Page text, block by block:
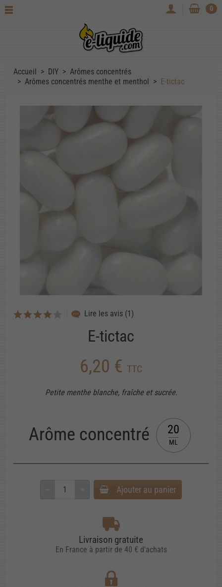
0
Accueil DIY
Arômes concentrés
Arômes concentrés menthe et menthol
E-tictac
Lire les avis (1)
E-tictac
6,20 € TTC
Petite menthe blanche, fraîche et sucrée.
Arôme concentré 20
ML
Ajouter au panier
Livraison gratuite
En France à partir de 40 € d'achats